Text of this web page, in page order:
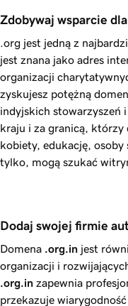
Zdobywaj wsparcie
.org jest jedną z
jest znana jako adres
organizacji
zyskujesz potężną
indyjskich stowarzyszeń
kraju i za granicą, którzy
kobiety, edukację,
tylko, mogą szukać
Dodaj swojej firmie
Domena .org.in jest
organizacji i
.org.in zapewnia
przekazuje